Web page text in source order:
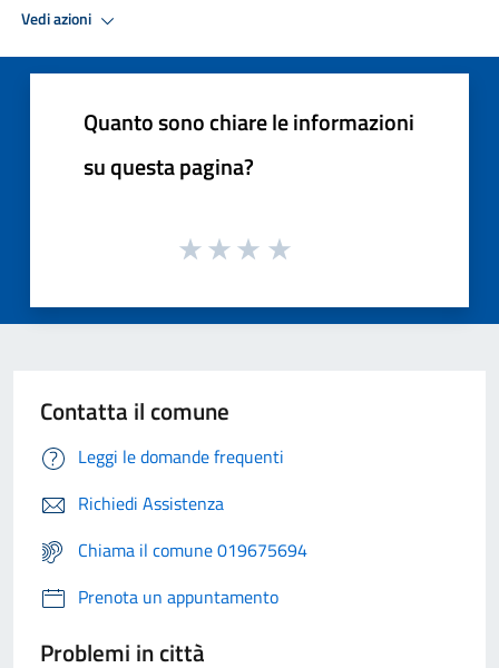
Vedi azioni
Quanto sono chiare le informazioni
su questa pagina?
Contatta il comune
Leggi le domande frequenti
Richiedi Assistenza
Chiama il comune 019675694
Prenota un appuntamento
Problemi in città